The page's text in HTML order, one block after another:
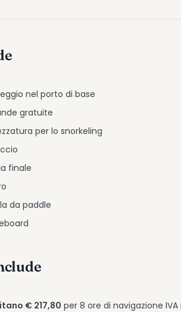
nel porto di base
gratuite
per lo snorkeling
finale
da paddle
€ 217,80 per 8 ore di navigazione IVA